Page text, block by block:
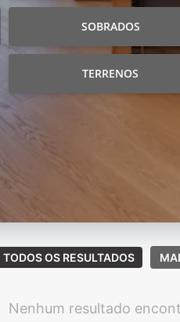
SOBRADOS
TERRENOS
TODOS OS RESULTADOS
Nenhum resultado